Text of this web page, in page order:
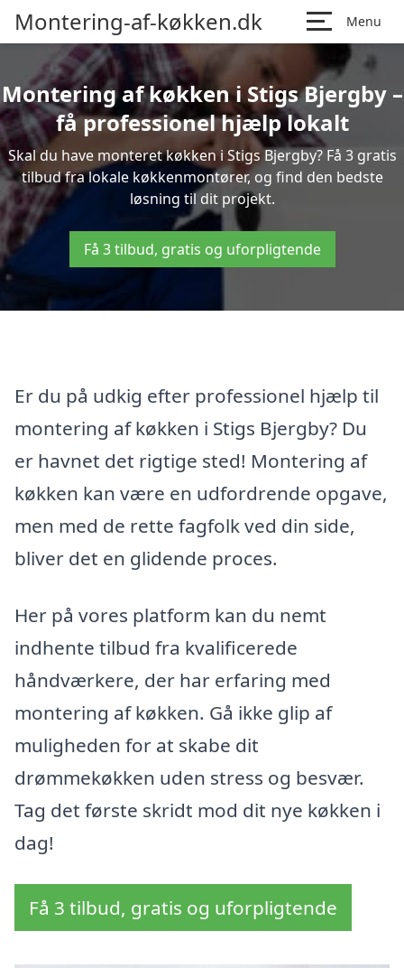
Montering-af-køkken.dk Menu
Montering af køkken i Stigs Bjergby –
få professionel hjælp lokalt
Skal du have monteret køkken i Stigs Bjergby? Få 3 gratis
tilbud fra lokale køkkenmontører, og find den bedste
løsning til dit projekt.
Få 3 tilbud, gratis og uforpligtende
Er du på udkig efter professionel hjælp til
montering af køkken i Stigs Bjergby? Du
er havnet det rigtige sted! Montering af
køkken kan være en udfordrende opgave,
men med de rette fagfolk ved din side,
bliver det en glidende proces.
Her på vores platform kan du nemt
indhente tilbud fra kvalificerede
håndværkere, der har erfaring med
montering af køkken. Gå ikke glip af
muligheden for at skabe dit
drømmekøkken uden stress og besvær.
Tag det første skridt mod dit nye køkken i
dag!
Få 3 tilbud, gratis og uforpligtende